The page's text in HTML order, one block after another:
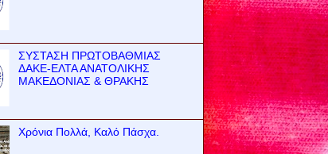
ΣΥΣΤΑΣΗ ΠΡΩΤΟΒΑΘΜΙΑΣ
ΔΑΚΕ-ΕΛΤΑ ΑΝΑΤΟΛΙΚΗΣ
ΜΑΚΕΔΟΝΙΑΣ & ΘΡΑΚΗΣ
Χρόνια Πολλά, Καλό Πάσχα.